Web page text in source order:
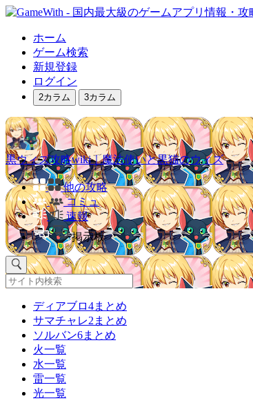
ホーム
ゲーム検索
新規登録
ログイン
2カラム 3カラム
黒ウィズ攻略wiki｜魔法使いと黒猫のウィズ
他の攻略
コミュ
速報
掲示板
ディアブロ4まとめ
サマチャレ2まとめ
ソルバン6まとめ
火一覧
水一覧
雷一覧
光一覧